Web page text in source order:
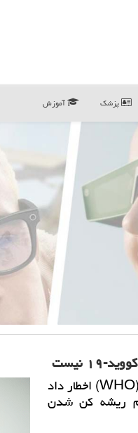
پزشک آموزش
نیست
به گزارش اپتیک سازمان جهانی بهداشت (WHO) اخطار داد
ریشه کن شدن